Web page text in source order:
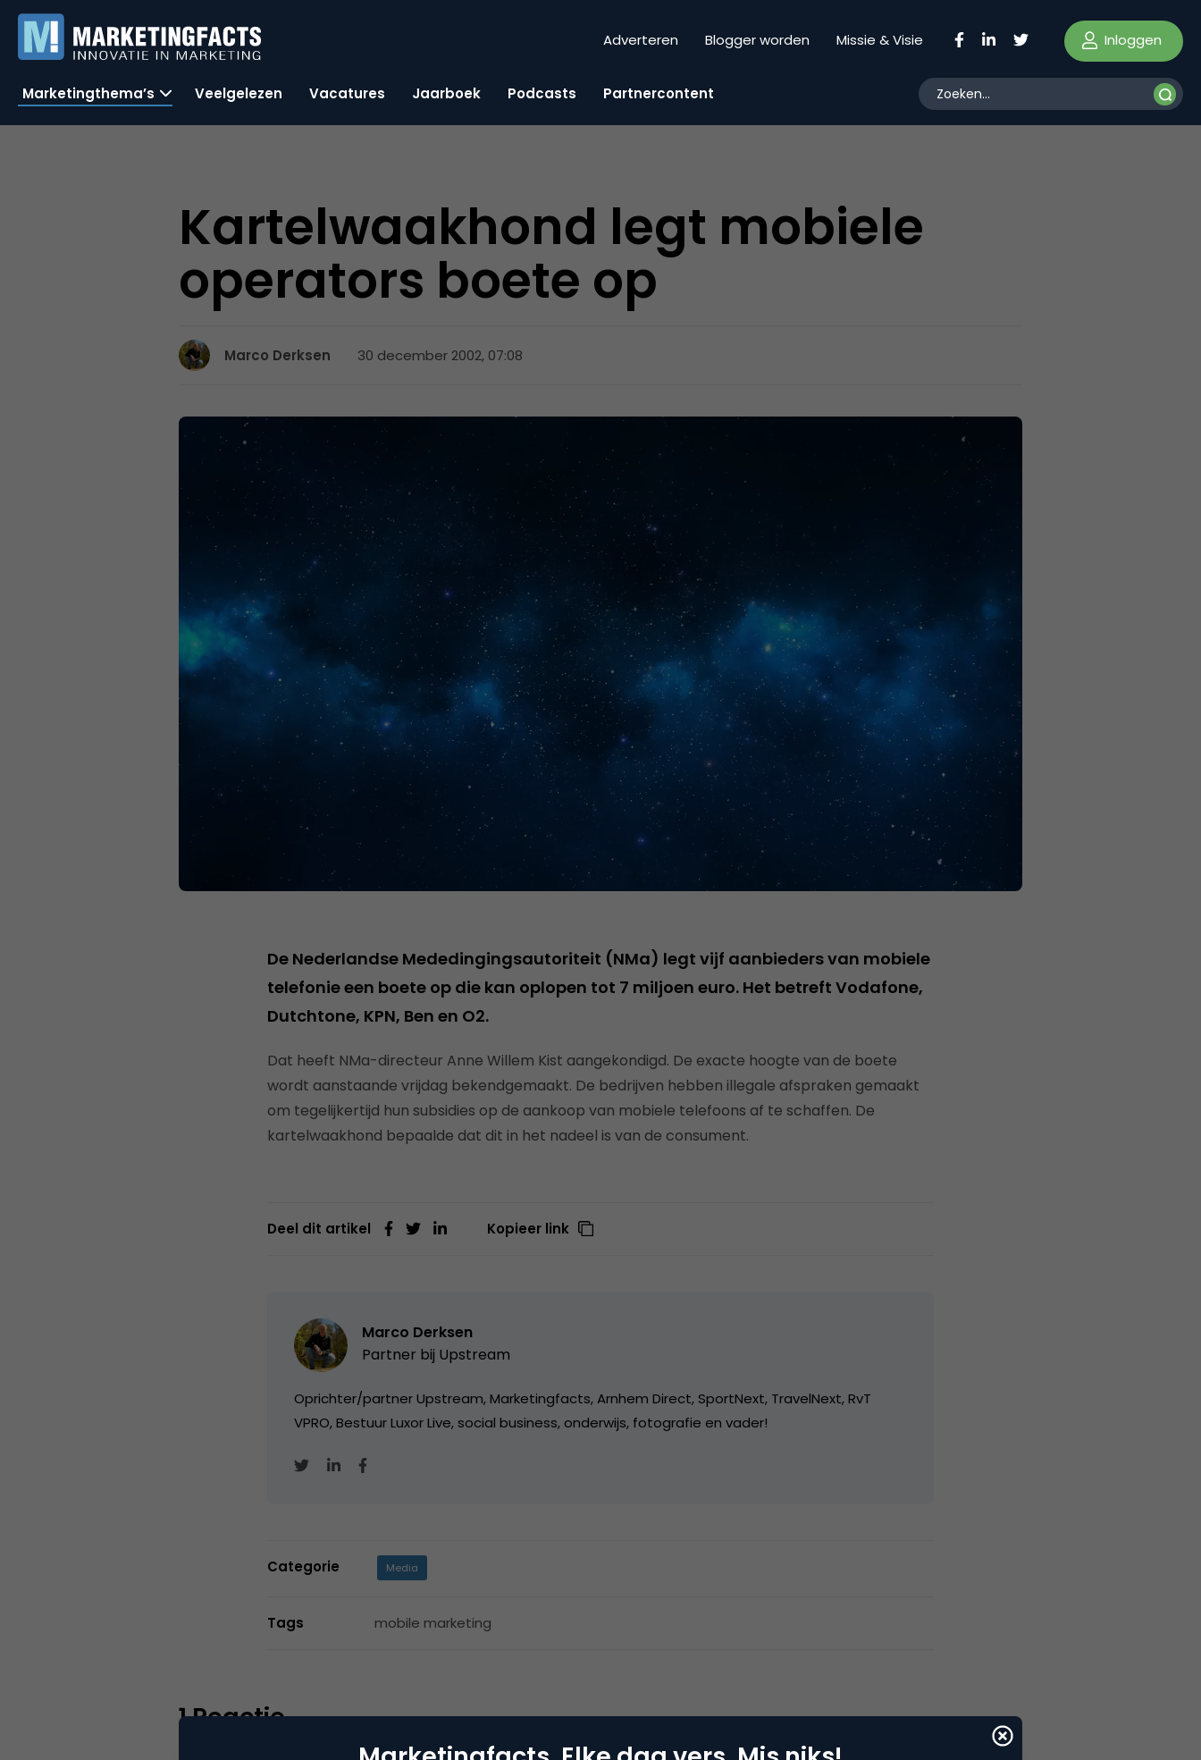
Adverteren Blogger worden Missie & Visie Inloggen
Marketingthema’s Veelgelezen Vacatures Jaarboek Podcasts Partnercontent
Kartelwaakhond legt mobiele
operators boete op
Marco Derksen 30 december 2002, 07:08
De Nederlandse Mededingingsautoriteit (NMa) legt vijf aanbieders van mobiele
telefonie een boete op die kan oplopen tot 7 miljoen euro. Het betreft Vodafone,
Dutchtone, KPN, Ben en O2.
Dat heeft NMa-directeur Anne Willem Kist aangekondigd. De exacte hoogte van de boete
wordt aanstaande vrijdag bekendgemaakt. De bedrijven hebben illegale afspraken gemaakt
om tegelijkertijd hun subsidies op de aankoop van mobiele telefoons af te schaffen. De
kartelwaakhond bepaalde dat dit in het nadeel is van de consument.
Deel dit artikel Kopieer link
Marco Derksen
Partner bij Upstream
Oprichter/partner Upstream, Marketingfacts, Arnhem Direct, SportNext, TravelNext, RvT
VPRO, Bestuur Luxor Live, social business, onderwijs, fotografie en vader!
Categorie Media
Tags mobile marketing
1 Reactie